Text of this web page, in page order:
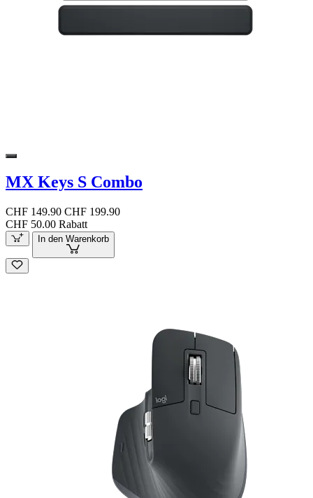
MX Keys S Combo
CHF 149.90 CHF 199.90
CHF 50.00 Rabatt
In den Warenkorb